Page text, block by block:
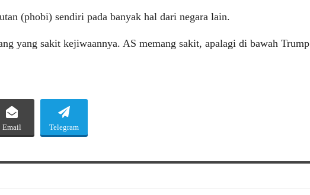
(phobi) sendiri pada banyak hal dari negara lain.
yang sakit kejiwaannya. AS memang sakit, apalagi di bawah Trump
Email Telegram